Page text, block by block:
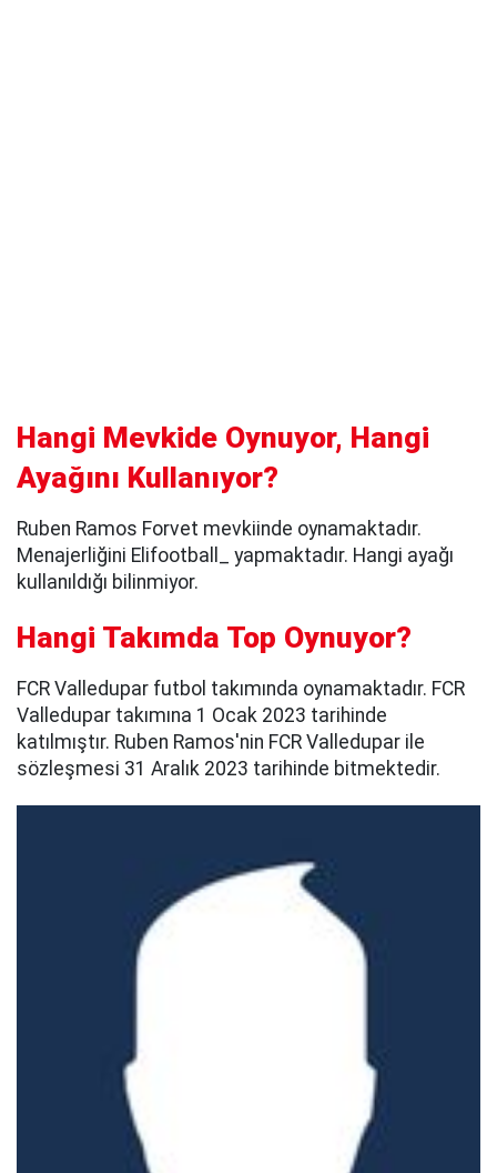
Hangi Mevkide Oynuyor, Hangi
Ayağını Kullanıyor?
Ruben Ramos Forvet mevkiinde oynamaktadır.
Menajerliğini Elifootball_ yapmaktadır. Hangi ayağı
kullanıldığı bilinmiyor.
Hangi Takımda Top Oynuyor?
FCR Valledupar futbol takımında oynamaktadır. FCR
Valledupar takımına 1 Ocak 2023 tarihinde
katılmıştır. Ruben Ramos'nin FCR Valledupar ile
sözleşmesi 31 Aralık 2023 tarihinde bitmektedir.